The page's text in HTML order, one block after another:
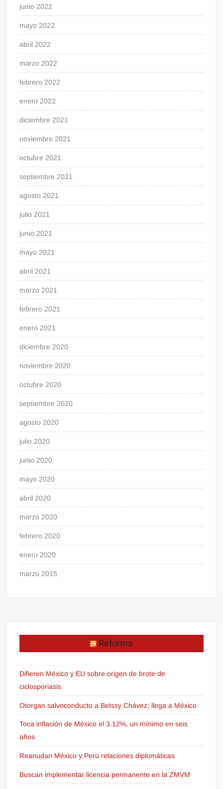
junio 2022
mayo 2022
abril 2022
marzo 2022
febrero 2022
enero 2022
diciembre 2021
noviembre 2021
octubre 2021
septiembre 2021
agosto 2021
julio 2021
junio 2021
mayo 2021
abril 2021
marzo 2021
febrero 2021
enero 2021
diciembre 2020
noviembre 2020
octubre 2020
septiembre 2020
agosto 2020
julio 2020
junio 2020
mayo 2020
abril 2020
marzo 2020
febrero 2020
enero 2020
marzo 2015
Reforma
Difieren México y EU sobre origen de brote de
ciclosporiasis
Otorgan salvoconducto a Betssy Chávez; llega a México
Toca inflación de México el 3.12%, un mínimo en seis
años
Reanudan México y Perú relaciones diplomáticas
Buscan implementar licencia permanente en la ZMVM